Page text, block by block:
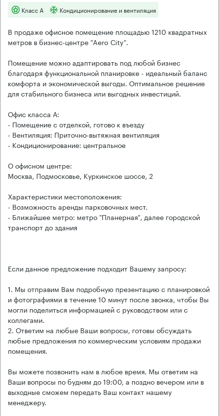
Класс А Кондиционирование и вентиляция
В продаже офисное помещение площадью 1210 квадратных
метров в бизнес-центре "Aero City".
Помещение можно адаптировать под любой бизнес
благодаря функциональной планировке - идеальный баланс
комфорта и экономической выгоды. Оптимальное решение
для стабильного бизнеса или выгодных инвестиций.
Офис класса А:
- Помещение с отделкой, готово к въезду
- Вентиляция: Приточно-вытяжная вентиляция
- Кондиционирование: центральное
О офисном центре:
Москва, Подмосковье, Куркинское шоссе, 2
Характеристики местоположения:
- Возможность аренды парковочных мест.
- Ближайшее метро: метро "Планерная", далее городской
транспорт до здания
Если данное предложение подходит Вашему запросу:
1. Мы отправим Вам подробную презентацию с планировкой
и фотографиями в течение 10 минут после звонка, чтобы Вы
могли поделиться информацией с руководством или с
коллегами.
2. Ответим на любые Ваши вопросы, готовы обсуждать
любые предложения по коммерческим условиям продажи
помещения.
Вы можете позвонить нам в любое время. Мы ответим на
Ваши вопросы по будням до 19:00, а поздно вечером или в
выходные сможем передать Ваш контакт нашему
менеджеру.